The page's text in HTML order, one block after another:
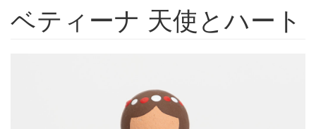
ベティーナ 天使とハート